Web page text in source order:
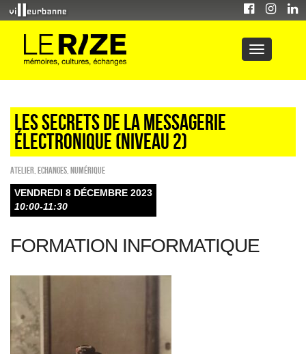
LES SECRETS DE LA MESSAGERIE
ÉLECTRONIQUE (NIVEAU 2)
Atelier ECHANGES Numérique
VENDREDI 8 DÉCEMBRE 2023
10:00-11:30
FORMATION INFORMATIQUE